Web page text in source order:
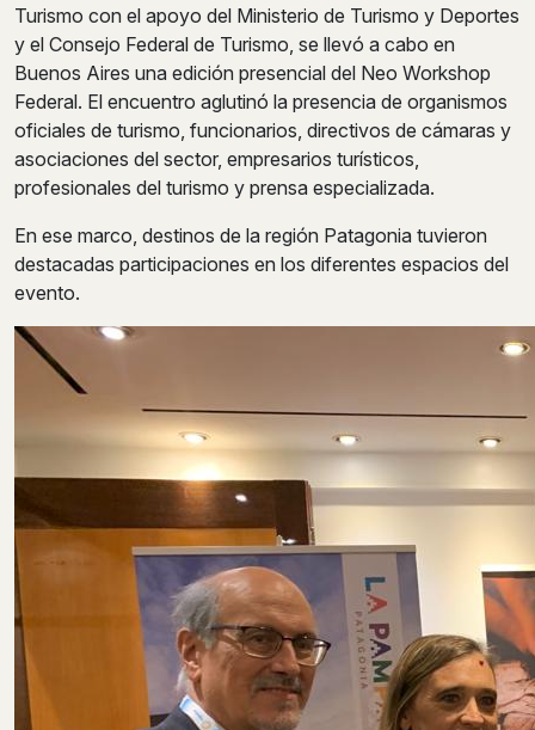
Turismo con el apoyo del Ministerio de Turismo y Deportes
y el Consejo Federal de Turismo, se llevó a cabo en
Buenos Aires una edición presencial del Neo Workshop
Federal. El encuentro aglutinó la presencia de organismos
oficiales de turismo, funcionarios, directivos de cámaras y
asociaciones del sector, empresarios turísticos,
profesionales del turismo y prensa especializada.
En ese marco, destinos de la región Patagonia tuvieron
destacadas participaciones en los diferentes espacios del
evento.